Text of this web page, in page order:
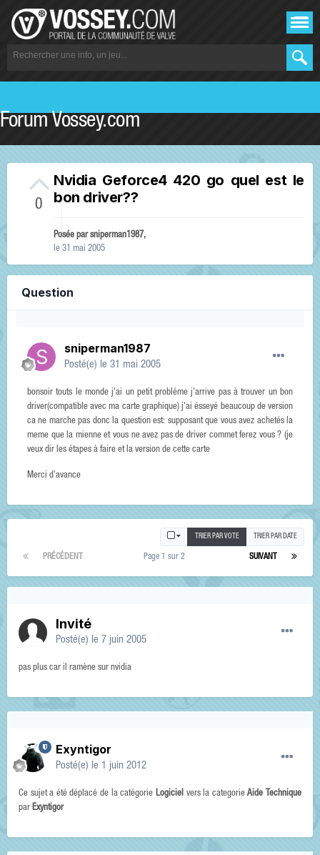
Forum Vossey.com
0
Nvidia Geforce4 420 go quel est le
bon driver??
Posée parsniperman1987,
le 31 mai 2005
Question
sniperman1987
Posté(e) le 31 mai 2005
bonsoir touts le monde j'ai un petit probléme j'arrive pas à trouver un bon
driver(compatible avec ma carte graphique) j'ai ésseyé beaucoup de version
ca ne marche pas donc la question est: supposant que vous avez achetés la
meme que la mienne et vous ne avez pas de driver commet ferez vous ? (je
veux dir les étapes à faire et la version de cette carte
Merci d'avance
TRIER PAR VOTE TRIER PAR DATE
PRÉCÉDENT SUIVANT
Page 1 sur 2
Invité
Posté(e) le 7 juin 2005
pas plus car il ramène sur nvidia
Exyntigor
Posté(e) le 1 juin 2012
Ce sujet a été déplacé de la catégorie Logicielvers la categorieAide Technique
par Exyntigor